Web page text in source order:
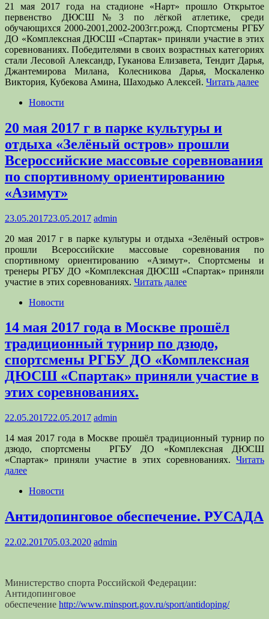
21 мая 2017 года на стадионе «Нарт» прошло Открытое
первенство ДЮСШ№3 по лёгкой атлетике, среди
обучающихся 2000-2001,2002-2003гг.рожд. Спортсмены РГБУ
ДО «Комплексная ДЮСШ «Спартак» приняли участие в этих
соревнованиях. Победителями в своих возрастных категориях
стали Лесовой Александр, Гуканова Елизавета, Тендит Дарья,
Джантемирова Милана, Колесникова Дарья, Москаленко
Виктория, Кубекова Амина, Шаходько Алексей. Читать далее
Новости
20 мая 2017 г в парке культуры и
отдыха «Зелёный остров» прошли
Всероссийские массовые соревнования
по спортивному ориентированию
«Азимут»
23.05.201723.05.2017 admin
20 мая 2017 г в парке культуры и отдыха «Зелёный остров»
прошли Всероссийские массовые соревнования по
спортивному ориентированию «Азимут». Спортсмены и
тренеры РГБУ ДО «Комплексная ДЮСШ «Спартак» приняли
участие в этих соревнованиях. Читать далее
Новости
14 мая 2017 года в Москве прошёл
традиционный турнир по дзюдо,
спортсмены РГБУ ДО «Комплексная
ДЮСШ «Спартак» приняли участие в
этих соревнованиях.
22.05.201722.05.2017 admin
14 мая 2017 года в Москве прошёл традиционный турнир по
дзюдо, спортсмены РГБУ ДО «Комплексная ДЮСШ
«Спартак» приняли участие в этих соревнованиях. Читать
далее
Новости
Антидопинговое обеспечение. РУСАДА
22.02.201705.03.2020 admin
Министерство спорта Российской Федерации:
Антидопинговое
обеспечение http://www.minsport.gov.ru/sport/antidoping/